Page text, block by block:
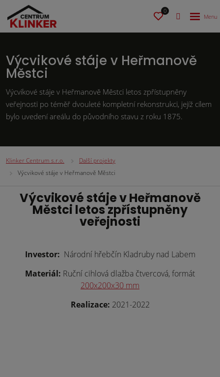
0
Výcvikové stáje v Heřmanově
Městci
Výcvikové stáje v Heřmanově Městci letos zpřístupněny
veřejnosti po téměř dvouleté kompletní rekonstrukci, jejíž cílem
bylo uvedení areálu do původního stavu z roku 1875.
Klinker Centrum s.r.o.
Další projekty
Výcvikové stáje v Heřmanově Městci
Výcvikové stáje v Heřmanově
Městci letos zpřístupněny
veřejnosti
Investor: Národní hřebčín Kladruby nad Labem
Materiál: Ruční cihlová dlažba čtvercová, formát
200x200x30 mm
Realizace: 2021-2022